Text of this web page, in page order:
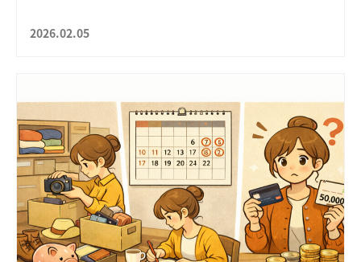
2026.02.05